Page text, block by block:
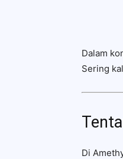
Dalam
Sering
Di